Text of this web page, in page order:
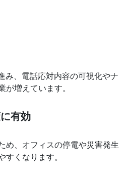
み、電話応対内容の可視化やナ
が増えています。
有効
め、オフィスの停電や災害発生
すくなります。